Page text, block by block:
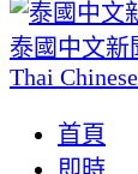
泰國中文新
Thai
首頁